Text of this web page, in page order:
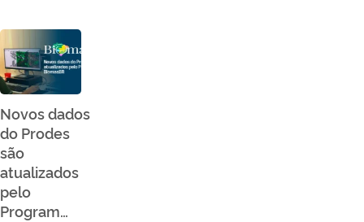
Novos dados
do Prodes
são
atualizados
pelo
Program…